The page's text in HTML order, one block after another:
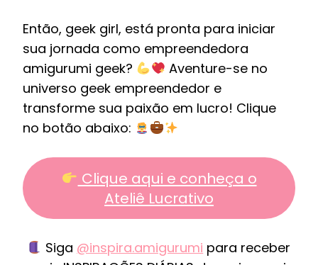
Então, geek girl, está pronta para iniciar
sua jornada como empreendedora
amigurumi geek?
Aventure-se no
universo geek empreendedor e
transforme sua paixão em lucro! Clique
no botão abaixo:
Clique aqui e conheça o
Ateliê Lucrativo
Siga @inspira.amigurumi para receber